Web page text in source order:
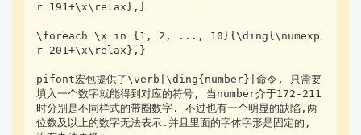
r 191+\x\relax},}
\foreach \x in {1, 2, ..., 10}{\ding{\numexp
r 201+\x\relax},}
pifont宏包提供了\verb|\ding{number}|命令, 只需要
填入一个数字就能得到对应的符号, 当number介于172-211
时分别是不同样式的带圈数字. 不过也有一个明显的缺陷,两
位数及以上的数字无法表示.并且里面的字体字形是固定的,